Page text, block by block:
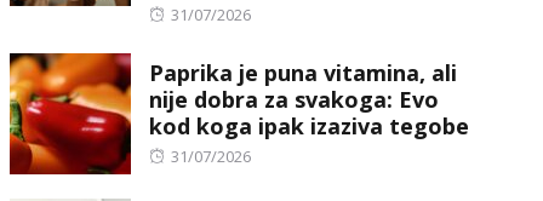
Posted
31/07/2026
Paprika je puna vitamina, ali
nije dobra za svakoga: Evo
kod koga ipak izaziva tegobe
Posted
31/07/2026